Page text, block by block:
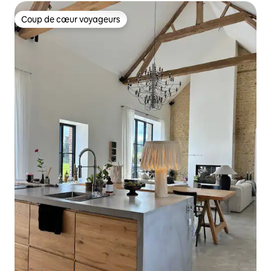
Coup de cœur voyageurs
Coup de cœur voyageurs